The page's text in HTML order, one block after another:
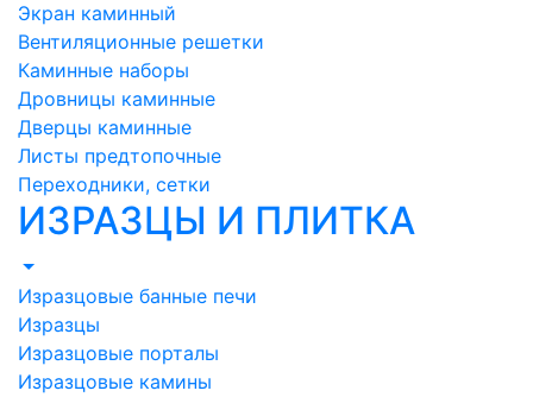
Экран каминный
Вентиляционные решетки
Каминные наборы
Дровницы каминные
Дверцы каминные
Листы предтопочные
Переходники, сетки
ИЗРАЗЦЫ И ПЛИТКА
Изразцовые банные печи
Изразцы
Изразцовые порталы
Изразцовые камины